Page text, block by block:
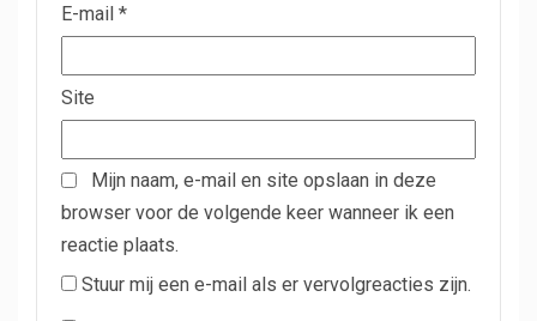
E-mail *
Site
Mijn naam, e-mail en site opslaan in deze
browser voor de volgende keer wanneer ik een
reactie plaats.
Stuur mij een e-mail als er vervolgreacties zijn.